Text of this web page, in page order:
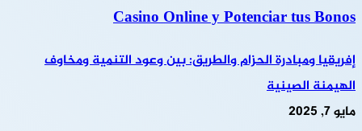
Casino Online y Potenciar tus Bonos
إفريقيا ومبادرة الحزام والطريق: بين وعود التنمية ومخاوف
الهيمنة الصينية
مايو 7, 2025